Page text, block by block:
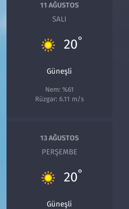
11 AĞUSTOS
SALI
20°
Güneşli
Nem: %61
Rüzgar: 6.11 m/s
13 AĞUSTOS
PERŞEMBE
20°
Güneşli